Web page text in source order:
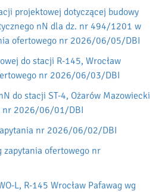
projektowej dotyczącej budowy
nN dla dz. nr 494/1201 w
ofertowego nr 2026/06/05/DBI
do stacji R-145, Wrocław
nr 2026/06/03/DBI
do stacji ST-4, Ożarów Mazowiecki
nr 2026/06/01/DBI
nr 2026/06/02/DBI
zapytania ofertowego nr
L, R-145 Wrocław Pafawag wg